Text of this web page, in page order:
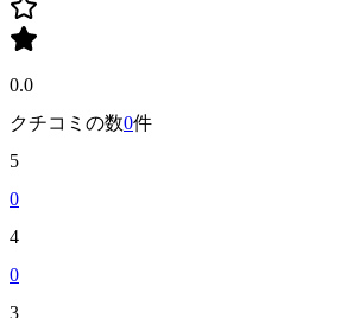
0.0
クチコミの数0件
5
0
4
0
3